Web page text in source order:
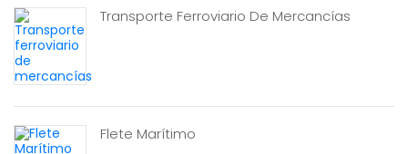
Transporte Ferroviario De Mercancías
Flete Marítimo